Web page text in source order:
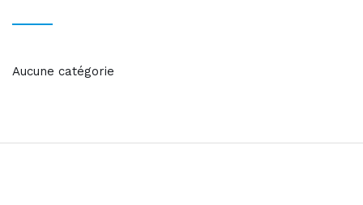
Aucune catégorie